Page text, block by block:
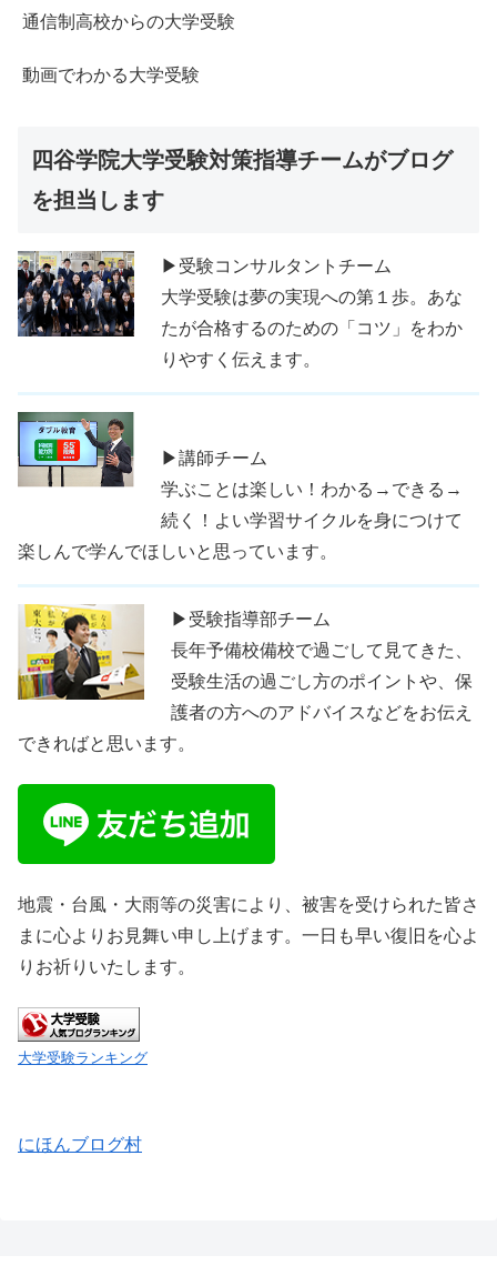
通信制高校からの大学受験
動画でわかる大学受験
四谷学院大学受験対策指導チームがブログ
を担当します
▶受験コンサルタントチーム
大学受験は夢の実現への第１歩。あな
たが合格するのための「コツ」をわか
りやすく伝えます。
▶講師チーム
学ぶことは楽しい！わかる→できる→
続く！よい学習サイクルを身につけて
楽しんで学んでほしいと思っています。
▶受験指導部チーム
長年予備校備校で過ごして見てきた、
受験生活の過ごし方のポイントや、保
護者の方へのアドバイスなどをお伝え
できればと思います。
地震・台風・大雨等の災害により、被害を受けられた皆さ
まに心よりお見舞い申し上げます。一日も早い復旧を心よ
りお祈りいたします。
大学受験ランキング
にほんブログ村